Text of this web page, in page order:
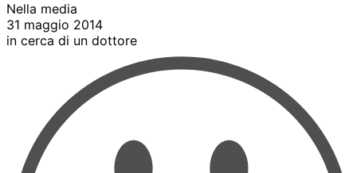
Nella media
31 maggio 2014
in cerca di un dottore